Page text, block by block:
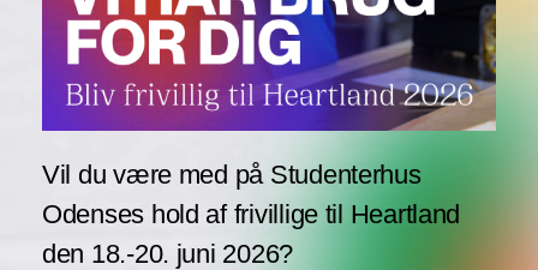
Vil du være med på Studenterhus
Odenses hold af frivillige til Heartland
den 18.-20. juni 2026?